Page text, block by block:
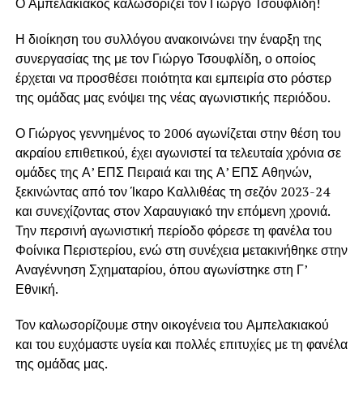
Η διοίκηση του συλλόγου ανακοινώνει την έναρξη της
συνεργασίας της με τον Γιώργο Τσουφλίδη, ο οποίος
έρχεται να προσθέσει ποιότητα και εμπειρία στο ρόστερ
της ομάδας μας ενόψει της νέας αγωνιστικής περιόδου.
Ο Γιώργος γεννημένος το 2006 αγωνίζεται στην θέση του
ακραίου επιθετικού, έχει αγωνιστεί τα τελευταία χρόνια σε
ομάδες της Α’ ΕΠΣ Πειραιά και της Α’ ΕΠΣ Αθηνών,
ξεκινώντας από τον Ίκαρο Καλλιθέας τη σεζόν 2023-24
και συνεχίζοντας στον Χαραυγιακό την επόμενη χρονιά.
Την περσινή αγωνιστική περίοδο φόρεσε τη φανέλα του
Φοίνικα Περιστερίου, ενώ στη συνέχεια μετακινήθηκε στην
Αναγέννηση Σχηματαρίου, όπου αγωνίστηκε στη Γ’
Εθνική.
Τον καλωσορίζουμε στην οικογένεια του Αμπελακιακού
και του ευχόμαστε υγεία και πολλές επιτυχίες με τη φανέλα
της ομάδας μας.